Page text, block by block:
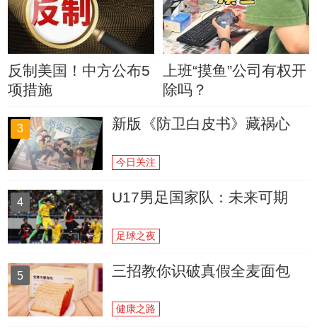
反制美国！中方公布5
项措施
上班“摸鱼”公司有权开
除吗？
3 新版《防卫白皮书》藏祸心
今日关注
4 U17男足国家队：未来可期
足球之夜
5 三招教你识破真假全麦面包
健康之路